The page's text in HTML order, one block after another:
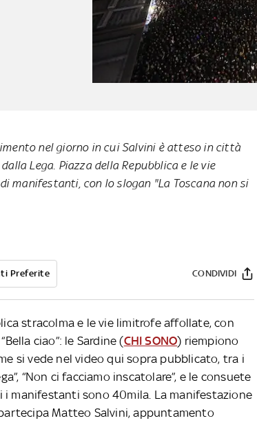
nel giorno in cui Salvini è atteso in città
Lega. Piazza della Repubblica e le vie
manifestanti, con lo slogan "La Toscana non si
Preferite CONDIVIDI
stracolma e le vie limitrofe affollate, con
ciao”: le Sardine (CHI SONO) riempiono
si vede nel video qui sopra pubblicato, tra i
“Non ci facciamo inscatolare”, e le consuete
i manifestanti sono 40mila. La manifestazione
Matteo Salvini, appuntamento